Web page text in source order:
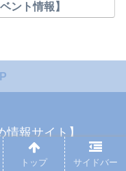
ント情報】
報サイト】
イバシーポリシー・免責
トップ サイドバー